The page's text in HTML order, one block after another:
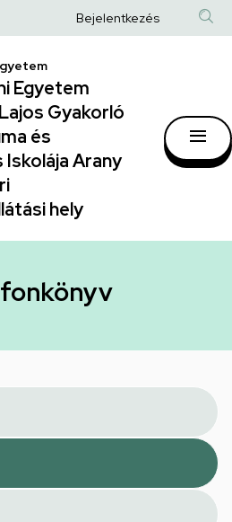
Anonim
fiók
menüje
Bejelentkezés
Egyetem
Gyakorló
és
Iskolája Arany
hely